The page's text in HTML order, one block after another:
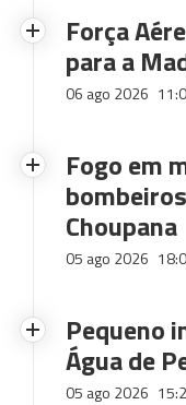
Força
para a
06 ago 2026
Fogo em
Choupana
05 ago 2026
Pequeno
Água de
05 ago 2026